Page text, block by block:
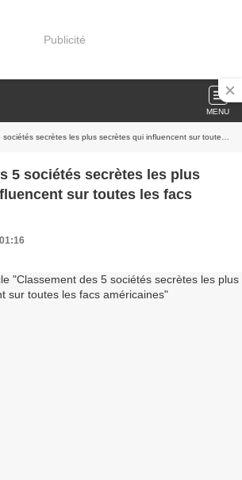
Publicité
MENU
secrètes les plus secrètes qui influencent sur toutes les facs américaines
5 sociétés secrètes les plus
sur toutes les facs